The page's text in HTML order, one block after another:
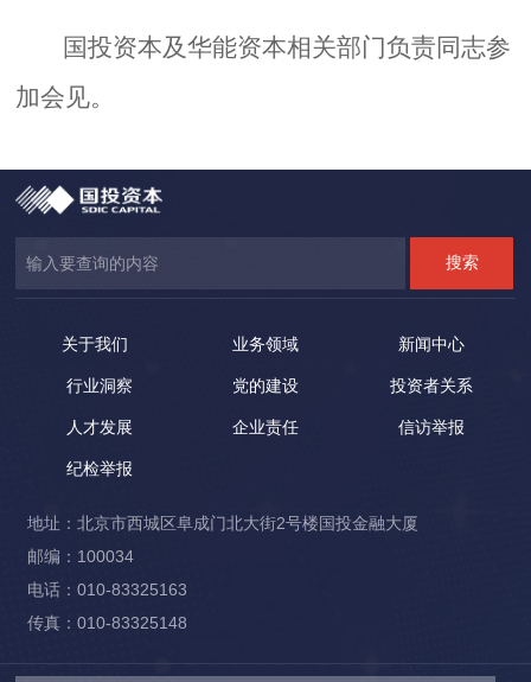
国投资本及华能资本相关部门负责同志参
加会见。
关于我们 业务领域 新闻中心
行业洞察 党的建设 投资者关系
人才发展 企业责任 信访举报
纪检举报
地址：北京市西城区阜成门北大街2号楼国投金融大厦
邮编：100034
电话：010-83325163
传真：010-83325148